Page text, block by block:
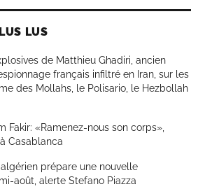
LUS
de Matthieu Ghadiri, ancien
français infiltré en Iran, sur les
des Mollahs, le Polisario, le Hezbollah
Fakir: «Ramenez-nous son corps»,
Casablanca
prépare une nouvelle
août, alerte Stefano Piazza